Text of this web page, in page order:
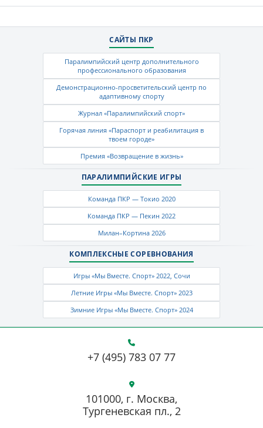
САЙТЫ ПКР
Паралимпийский центр дополнительного
профессионального образования
Демонстрационно-просветительский центр по
адаптивному спорту
Журнал «Паралимпийский спорт»
Горячая линия «Параспорт и реабилитация в
твоем городе»
Премия «Возвращение в жизнь»
ПАРАЛИМПИЙСКИЕ ИГРЫ
Команда ПКР — Токио 2020
Команда ПКР — Пекин 2022
Милан–Кортина 2026
КОМПЛЕКСНЫЕ СОРЕВНОВАНИЯ
Игры «Мы Вместе. Спорт» 2022, Сочи
Летние Игры «Мы Вместе. Спорт» 2023
Зимние Игры «Мы Вместе. Спорт» 2024
+7 (495) 783 07 77
101000, г. Москва,
Тургеневская пл., 2